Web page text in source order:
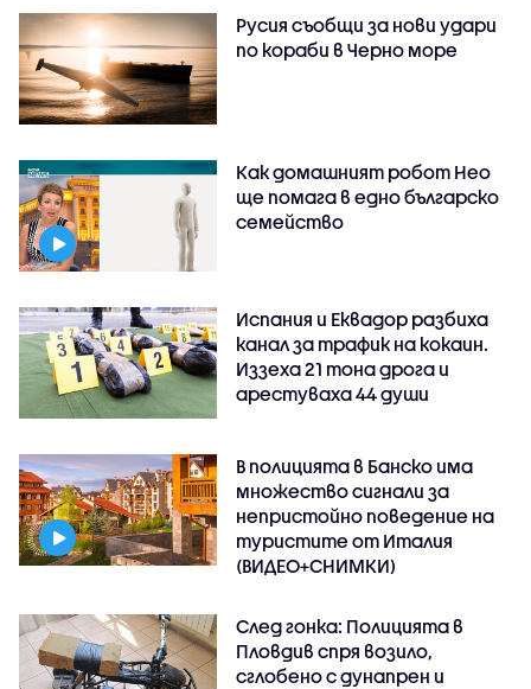
Русия съобщи за нови удари
по кораби в Черно море
Как домашният робот Нео
ще помага в едно българско
семейство
Испания и Еквадор разбиха
канал за трафик на кокаин.
Иззеха 21 тона дрога и
арестуваха 44 души
В полицията в Банско има
множество сигнали за
непристойно поведение на
туристите от Италия
(ВИДЕО+СНИМКИ)
След гонка: Полицията в
Пловдив спря возило,
сглобено с дунапрен и